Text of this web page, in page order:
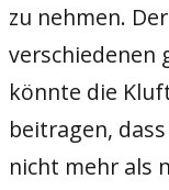
zu nehmen.
verschiedenen
könnte die
beitragen,
nicht mehr als